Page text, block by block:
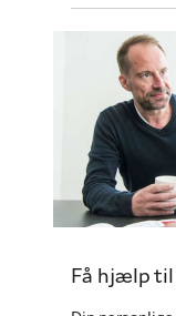
Få hjælp